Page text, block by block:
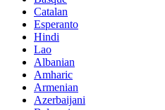
Catalan
Esperanto
Hindi
Lao
Albanian
Amharic
Armenian
Azerbaijani